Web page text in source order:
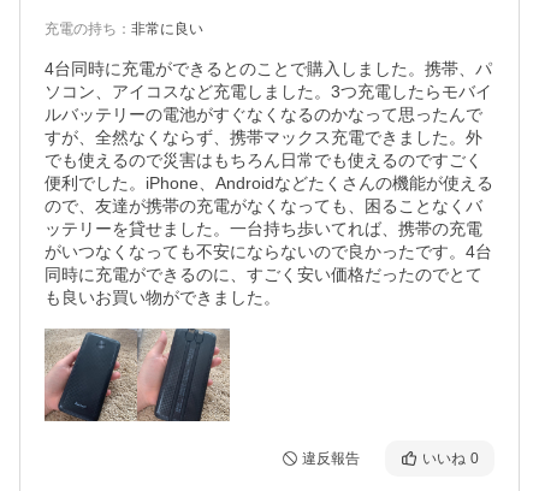
充電の持ち ： 非常に良い
4台同時に充電ができるとのことで購入しました。携帯、パ
ソコン、アイコスなど充電しました。3つ充電したらモバイ
ルバッテリーの電池がすぐなくなるのかなって思ったんで
すが、全然なくならず、携帯マックス充電できました。外
でも使えるので災害はもちろん日常でも使えるのですごく
便利でした。iPhone、Androidなどたくさんの機能が使える
ので、友達が携帯の充電がなくなっても、困ることなくバ
ッテリーを貸せました。一台持ち歩いてれば、携帯の充電
がいつなくなっても不安にならないので良かったです。4台
同時に充電ができるのに、すごく安い価格だったのでとて
も良いお買い物ができました。
違反報告 いいね 0